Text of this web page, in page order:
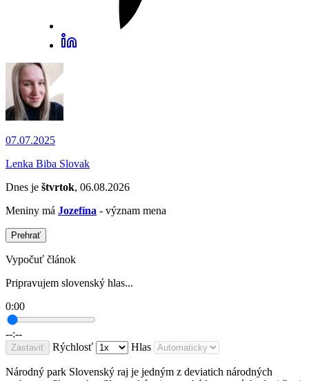
07.07.2025
Lenka Biba Slovak
Dnes je štvrtok, 06.08.2026
Meniny má Jozefína - význam mena
Prehrať
Vypočuť článok
Pripravujem slovenský hlas...
0:00
--:--
Zastaviť Rýchlosť Hlas
Národný park Slovenský raj je jedným z deviatich národných